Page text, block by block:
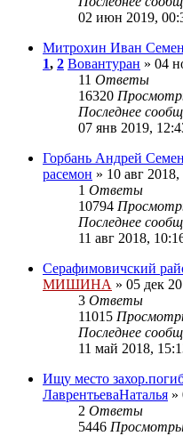
02 июн 2019,
Митрохин Иван
1, 2 Вовантуран » 04
11 Ответы
16320
Последнее
07 янв 2019,
Горбань Андрей
расемон » 10 авг
1 Ответы
10794
Последнее
11 авг 2018,
Серафимовичский
МИШИНА » 05 дек
3 Ответы
11015
Последнее
11 май 2018,
Ищу место
ЛаврентьеваНаталья »
2 Ответы
5446